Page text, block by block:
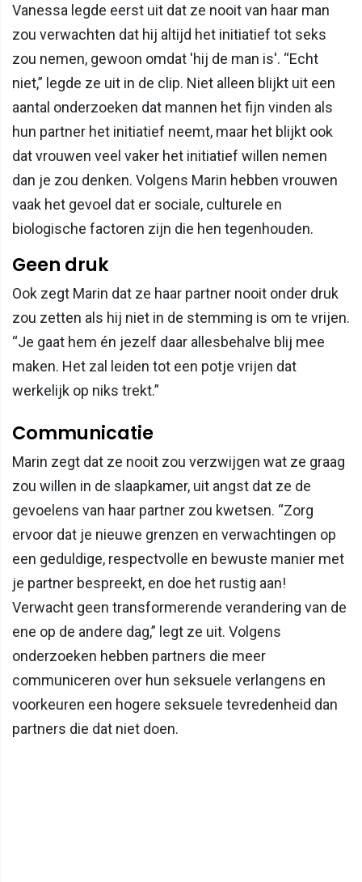
Vanessa legde eerst uit dat ze nooit van haar man
zou verwachten dat hij altijd het initiatief tot seks
zou nemen, gewoon omdat 'hij de man is'. “Echt
niet,” legde ze uit in de clip. Niet alleen blijkt uit een
aantal onderzoeken dat mannen het fijn vinden als
hun partner het initiatief neemt, maar het blijkt ook
dat vrouwen veel vaker het initiatief willen nemen
dan je zou denken. Volgens Marin hebben vrouwen
vaak het gevoel dat er sociale, culturele en
biologische factoren zijn die hen tegenhouden.
Geen druk
Ook zegt Marin dat ze haar partner nooit onder druk
zou zetten als hij niet in de stemming is om te vrijen.
“Je gaat hem én jezelf daar allesbehalve blij mee
maken. Het zal leiden tot een potje vrijen dat
werkelijk op niks trekt.”
Communicatie
Marin zegt dat ze nooit zou verzwijgen wat ze graag
zou willen in de slaapkamer, uit angst dat ze de
gevoelens van haar partner zou kwetsen. “Zorg
ervoor dat je nieuwe grenzen en verwachtingen op
een geduldige, respectvolle en bewuste manier met
je partner bespreekt, en doe het rustig aan!
Verwacht geen transformerende verandering van de
ene op de andere dag,” legt ze uit. Volgens
onderzoeken hebben partners die meer
communiceren over hun seksuele verlangens en
voorkeuren een hogere seksuele tevredenheid dan
partners die dat niet doen.